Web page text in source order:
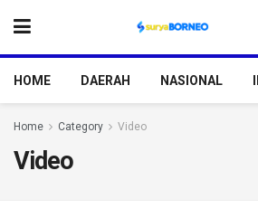
HOME DAERAH NASIONAL
Home Category Video
Video